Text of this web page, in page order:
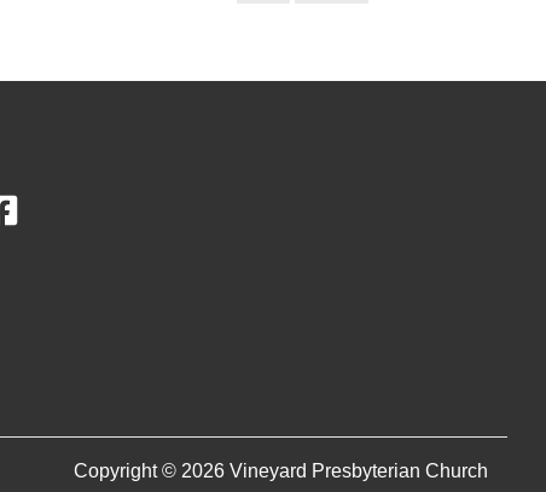
Copyright © 2026 Vineyard Presbyterian Church